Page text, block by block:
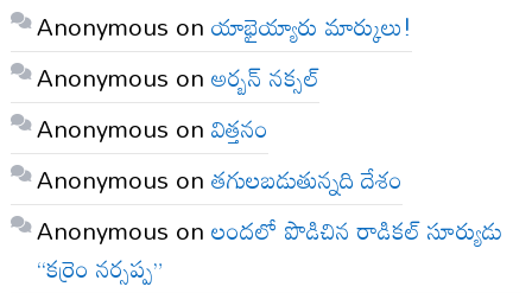
Anonymous onయాభైయ్యారు మార్కులు!
Anonymous onఅర్బన్ నక్సల్
Anonymous onవిత్తనం
Anonymous onతగులబడుతున్నది దేశం
Anonymous onలందలో పొడిచిన రాడికల్ సూర్యుడు
“కర్రెం నర్సప్ప”